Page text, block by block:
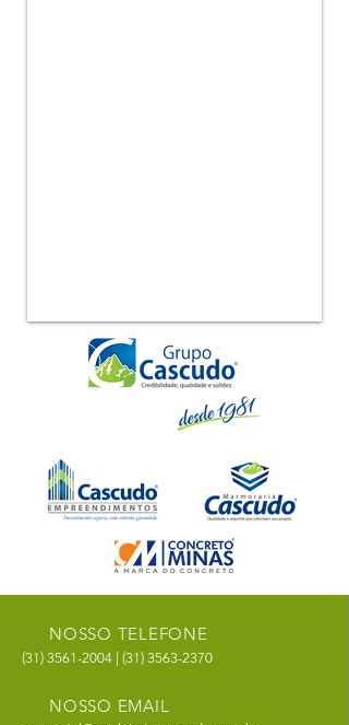
NOSSO TELEFONE
(31) 3561-2004 (31) 3563-2370
NOSSO EMAIL